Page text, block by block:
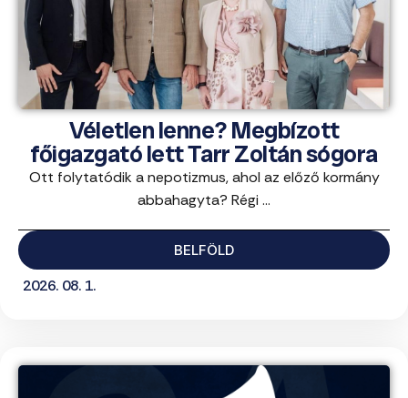
Véletlen lenne? Megbízott
főigazgató lett Tarr Zoltán sógora
Ott folytatódik a nepotizmus, ahol az előző kormány
abbahagyta? Régi ...
BELFÖLD
2026. 08. 1.